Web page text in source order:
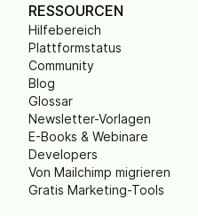
RESSOURCEN
Hilfebereich
Plattformstatus
Community
Blog
Glossar
Newsletter-Vorlagen
E-Books & Webinare
Developers
Von Mailchimp migrieren
Gratis Marketing-Tools